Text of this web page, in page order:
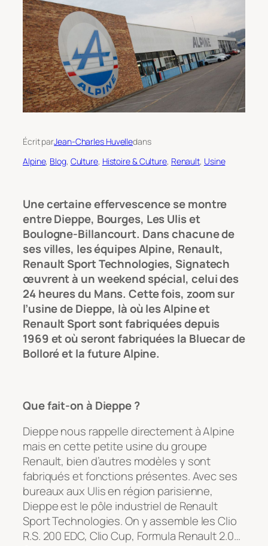
Écrit parJean-Charles Huvelledans
Alpine, Blog, Culture, Histoire & Culture, Renault, Usine
Une certaine effervescence se montre
entre Dieppe, Bourges, Les Ulis et
Boulogne-Billancourt. Dans chacune de
ses villes, les équipes Alpine, Renault,
Renault Sport Technologies, Signatech
œuvrent à un weekend spécial, celui des
24 heures du Mans. Cette fois, zoom sur
l’usine de Dieppe, là où les Alpine et
Renault Sport sont fabriquées depuis
1969 et où seront fabriquées la Bluecar de
Bolloré et la future Alpine.
Que fait-on à Dieppe ?
Dieppe nous rappelle directement à Alpine
mais en cette petite usine du groupe
Renault, bien d’autres modèles y sont
fabriqués et fonctions présentes. Avec ses
bureaux aux Ulis en région parisienne,
Dieppe est le pôle industriel de Renault
Sport Technologies. On y assemble les Clio
R.S. 200 EDC, Clio Cup, Formula Renault 2.0…